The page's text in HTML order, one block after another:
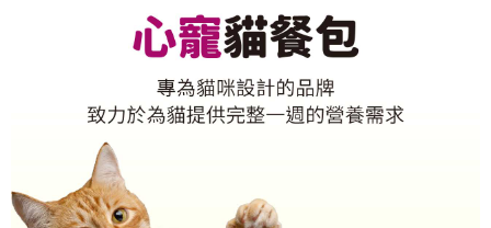
時審查核予不同之上限額度；若仍有額度不足之情形，本公司將視審查結果
請求用戶進行身份認證。
５．嚴禁一人註冊多個帳號或使用他人資訊註冊。若發現惡意使用之情形，